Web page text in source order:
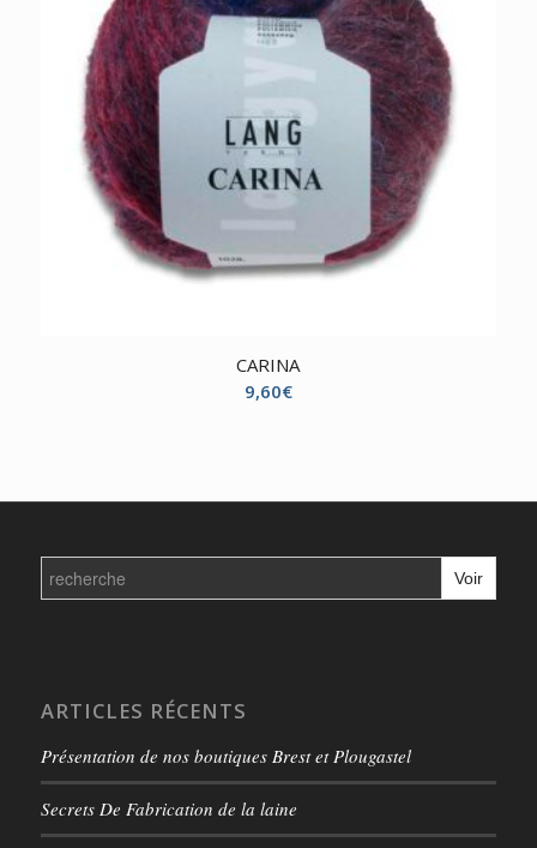
CARINA
9,60€
Search
for:
ARTICLES RÉCENTS
Présentation de nos boutiques Brest et Plougastel
Secrets De Fabrication de la laine